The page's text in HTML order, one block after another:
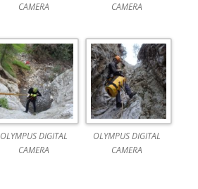
CAMERA
CAMERA
OLYMPUS DIGITAL
CAMERA
OLYMPUS DIGITAL
CAMERA